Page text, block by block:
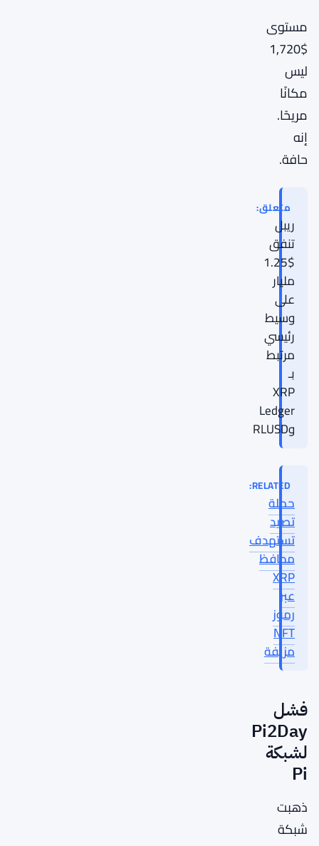
مستوى
$1,720
ليس
مكانًا
مريحًا.
إنه
حافة.
متعلق:
ريبل
تنفق
$1.25
مليار
على
وسيط
رئيسي
مرتبط
بـ
XRP
Ledger
وRLUSD
RELATED:
حملة
تصيد
تستهدف
محافظ
XRP
عبر
رموز
NFT
مزيفة
فشل
Pi2Day
لشبكة
Pi
ذهبت
شبكة